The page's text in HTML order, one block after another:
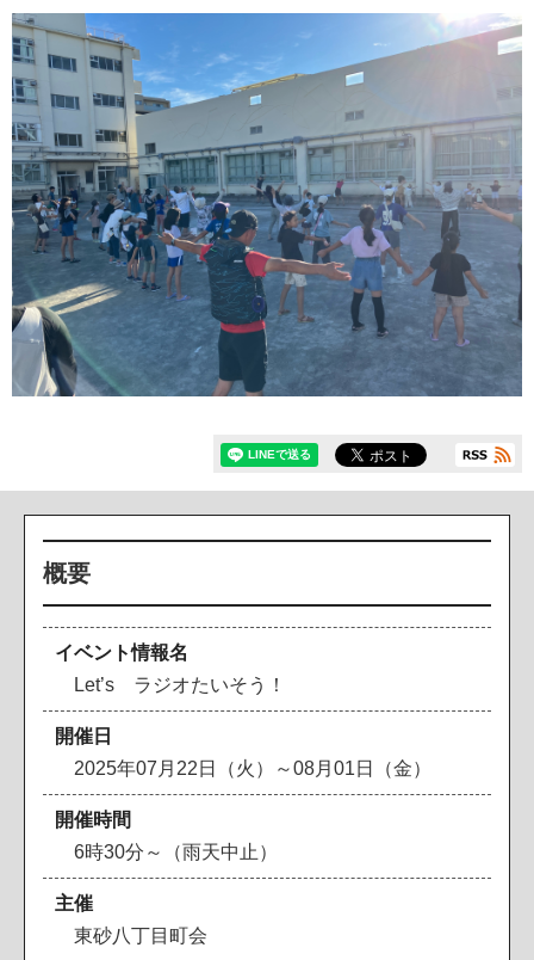
概要
イベント情報名
Let’s ラジオたいそう！
開催日
2025年07月22日（火）～08月01日（金）
開催時間
6時30分～（雨天中止）
主催
東砂八丁目町会